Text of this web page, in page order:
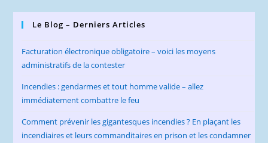
Le Blog – Derniers Articles
Facturation électronique obligatoire – voici les moyens
administratifs de la contester
Incendies : gendarmes et tout homme valide – allez
immédiatement combattre le feu
Comment prévenir les gigantesques incendies ? En plaçant les
incendiaires et leurs commanditaires en prison et les condamner